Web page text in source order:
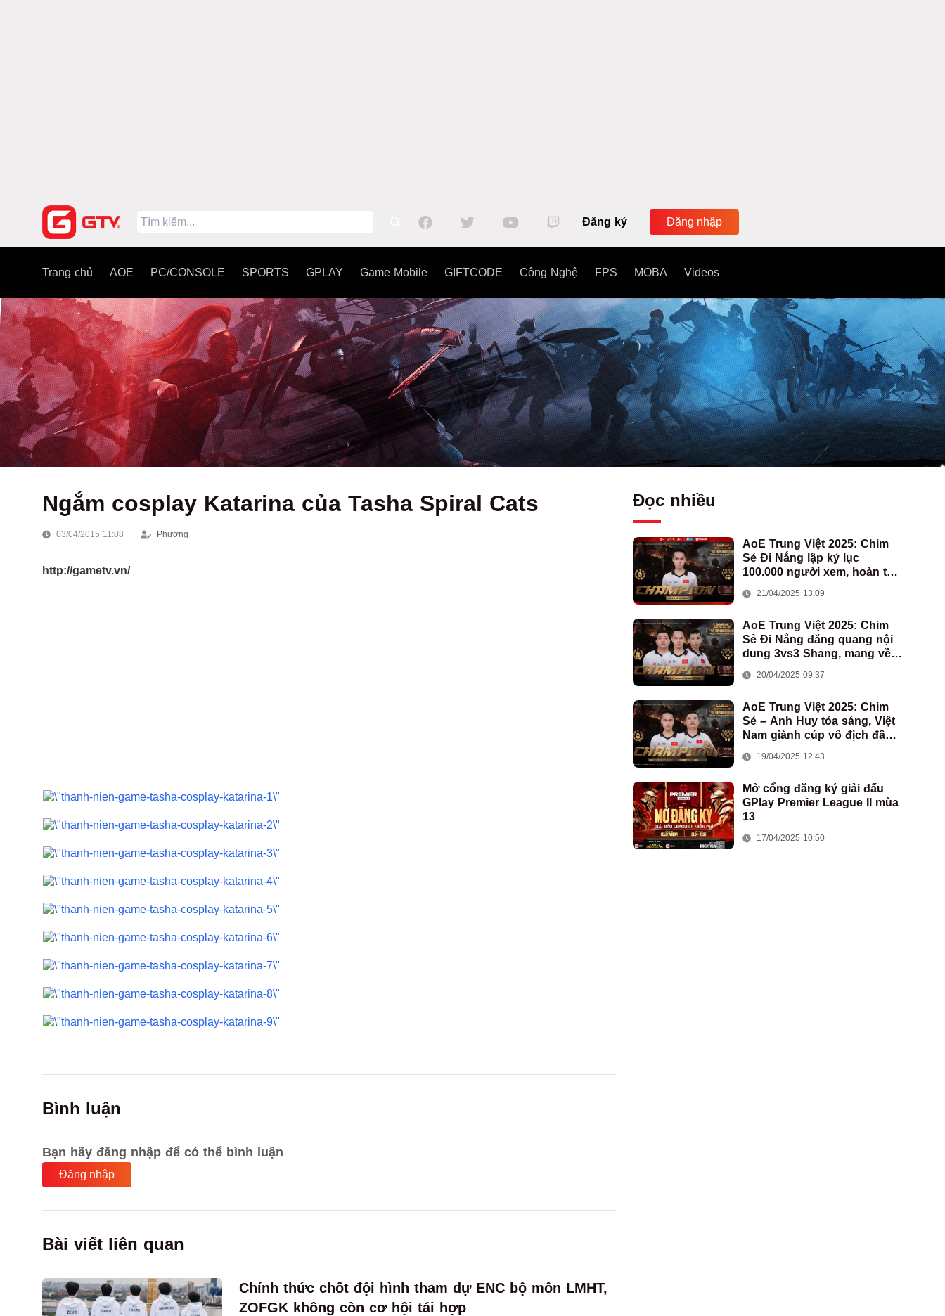
Đăng ký Đăng nhập
Trang chủ AOE PC/CONSOLE SPORTS GPLAY Game Mobile GIFTCODE Công Nghệ FPS MOBA Videos
Ngắm cosplay Katarina của Tasha Spiral Cats
03/04/2015 11:08 Phương
http://gametv.vn/
Bình luận
Bạn hãy đăng nhập để có thể bình luận
Đăng nhập
Bài viết liên quan
Chính thức chốt đội hình tham dự ENC bộ môn LMHT,
ZOFGK không còn cơ hội tái hợp
Đọc nhiều
AoE Trung Việt 2025: Chim
Sẻ Đi Nắng lập kỷ lục
100.000 người xem, hoàn tất
Việt Nam
21/04/2025 13:09
AoE Trung Việt 2025: Chim
Sẻ Đi Nắng đăng quang nội
dung 3vs3 Shang, mang về
đoàn AoE Việt Nam
20/04/2025 09:37
AoE Trung Việt 2025: Chim
Sẻ – Anh Huy tỏa sáng, Việt
Nam giành cúp vô địch đầu
19/04/2025 12:43
Mở cổng đăng ký giải đấu
GPlay Premier League II mùa
13
17/04/2025 10:50